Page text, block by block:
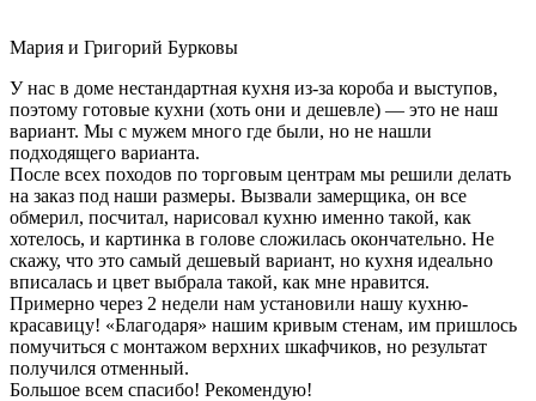
Мария и Григорий Бурковы
У нас в доме нестандартная кухня из-за короба и выступов,
поэтому готовые кухни (хоть они и дешевле) — это не наш
вариант. Мы с мужем много где были, но не нашли
подходящего варианта.
После всех походов по торговым центрам мы решили делать
на заказ под наши размеры. Вызвали замерщика, он все
обмерил, посчитал, нарисовал кухню именно такой, как
хотелось, и картинка в голове сложилась окончательно. Не
скажу, что это самый дешевый вариант, но кухня идеально
вписалась и цвет выбрала такой, как мне нравится.
Примерно через 2 недели нам установили нашу кухню-
красавицу! «Благодаря» нашим кривым стенам, им пришлось
помучиться с монтажом верхних шкафчиков, но результат
получился отменный.
Большое всем спасибо! Рекомендую!